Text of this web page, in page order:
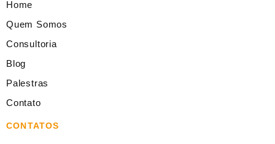
Home
Quem Somos
Consultoria
Blog
Palestras
Contato
CONTATOS